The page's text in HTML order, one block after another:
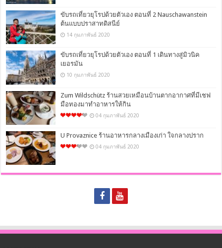
ขับรถเที่ยวยุโรปด้วยตัวเอง ตอนที่ 2 Nauschawanstein
ต้นแบบปราสาทดิสนีย์
14 กุมภาพันธ์ 2020
ขับรถเที่ยวยุโรปด้วยตัวเอง ตอนที่ 1 เดินทางสู่มิวนิค
เยอรมัน
10 กุมภาพันธ์ 2020
Zum Wildschütz ร้านสวยเหมือนบ้านตากอากาศที่มีเชฟ
มือทองมาทำอาหารให้กิน
04 กุมภาพันธ์ 2020
U Provaznice ร้านอาหารกลางเมืองเก่า ใจกลางปราก
04 กุมภาพันธ์ 2020